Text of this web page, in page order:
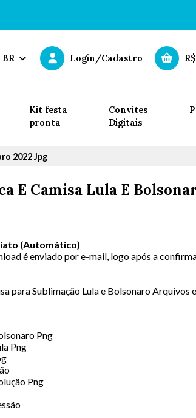
BR Login/Cadastro
Kit festa
pronta
Convites
Digitais
2022 Jpg
E Camisa Lula E
(Automático)
é enviado por e-mail, logo após a
para Sublimação Lula e Bolsonaro Arquivos
Png
Png
Png